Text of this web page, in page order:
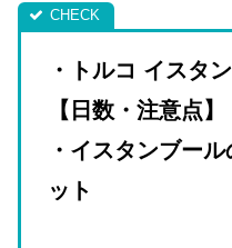
・トルコ イスタ
【日数・注意点】
・イスタンブー
ット